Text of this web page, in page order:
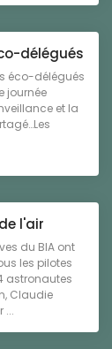
délégués
éco-délégués
journée
et la
l'air
du BIA ont
les pilotes
astronautes
Claudie
...